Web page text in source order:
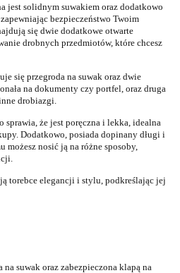
jest solidnym suwakiem oraz dodatkowo
bezpieczeństwo Twoim
się dwie dodatkowe otwarte
drobnych przedmiotów, które chcesz
się przegroda na suwak oraz dwie
na dokumenty czy portfel, oraz druga
drobiazgi.
sprawia, że jest poręczna i lekka, idealna
Dodatkowo, posiada dopinany długi i
nosić ją na różne sposoby,
torebce elegancji i stylu, podkreślając jej
na suwak oraz zabezpieczona klapą na